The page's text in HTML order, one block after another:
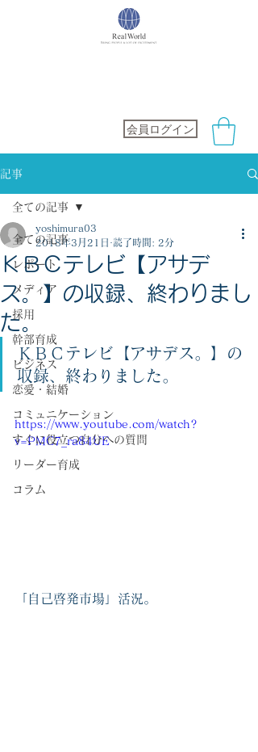
会員ログイン
記事
全ての記事
レポート
メディア
採用
幹部育成
ビジネス
恋愛・結婚
コミュニケーション
すぐに役立つ自分への質問
リーダー育成
コラム
全ての記事
ＫＢＣテレビ【アサデ
ス。】の収録、終わりまし
た。
yoshimura03
2018年3月21日
読了時間: 2分
ＫＢＣテレビ【アサデス。】の
収録、終わりました。
https://www.youtube.com/watch?
v=PMC7_ra84UE
「自己啓発市場」活況。